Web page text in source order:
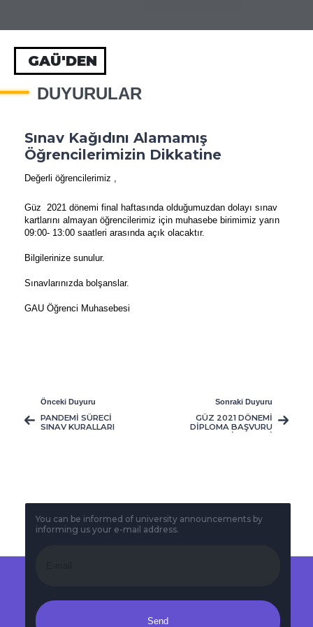
GAÜ'DEN
DUYURULAR
Sınav Kağıdını Alamamış
Öğrencilerimizin Dikkatine
Değerli öğrencilerimiz ,
Güz 2021 dönemi final haftasında olduğumuzdan dolayı sınav
kartlarını almayan öğrencilerimiz için muhasebe birimimiz yarın
09:00- 13:00 saatleri arasında açık olacaktır.
Bilgilerinize sunulur.
Sınavlarınızda bolşanslar.
GAU Öğrenci Muhasebesi
Önceki Duyuru
PANDEMİ SÜRECİ
SINAV KURALLARI
Sonraki Duyuru
GÜZ 2021 DÖNEMİ
DİPLOMA BAŞVURU
You can be informed of university announcements by
informing us your e-mail address.
Send